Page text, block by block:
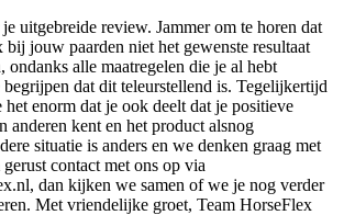
uitgebreide review. Jammer om te horen dat
jouw paarden niet het gewenste resultaat
ondanks alle maatregelen die je al hebt
begrijpen dat dit teleurstellend is. Tegelijkertijd
het enorm dat je ook deelt dat je positieve
anderen kent en het product alsnog
situatie is anders en we denken graag met
contact met ons op via
dan kijken we samen of we je nog verder
Met vriendelijke groet, Team HorseFlex